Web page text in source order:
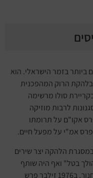
ביותר בזמר הישראלי. הוא
בלהקת הרוק המהפכנית
סולו מרשימה
לרבות מוזיקה
2014 קיבל את פרס אקו"ם על תרומתו
במסגרת הלהקה יצר שירים
בטל" ואף היה שותף
להלחנת השיר "עונת התפוזים" לצד שלום חנוך. ב1976 זילבר פרש